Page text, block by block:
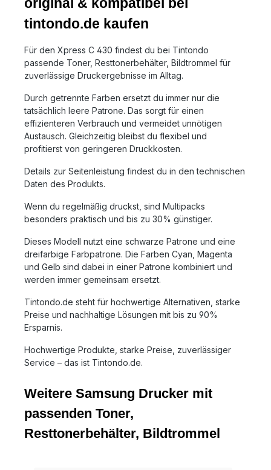
tintondo.de kaufen
Für den Xpress C 430 findest du bei Tintondo
passende Toner, Resttonerbehälter, Bildtrommel für
zuverlässige Druckergebnisse im Alltag.
Durch getrennte Farben ersetzt du immer nur die
tatsächlich leere Patrone. Das sorgt für einen
effizienteren Verbrauch und vermeidet unnötigen
Austausch. Gleichzeitig bleibst du flexibel und
profitierst von geringeren Druckkosten.
Details zur Seitenleistung findest du in den technischen
Daten des Produkts.
Wenn du regelmäßig druckst, sind Multipacks
besonders praktisch und bis zu 30% günstiger.
Dieses Modell nutzt eine schwarze Patrone und eine
dreifarbige Farbpatrone. Die Farben Cyan, Magenta
und Gelb sind dabei in einer Patrone kombiniert und
werden immer gemeinsam ersetzt.
Tintondo.de steht für hochwertige Alternativen, starke
Preise und nachhaltige Lösungen mit bis zu 90%
Ersparnis.
Hochwertige Produkte, starke Preise, zuverlässiger
Service – das ist Tintondo.de.
Weitere Samsung Drucker mit
passenden Toner,
Resttonerbehälter, Bildtrommel